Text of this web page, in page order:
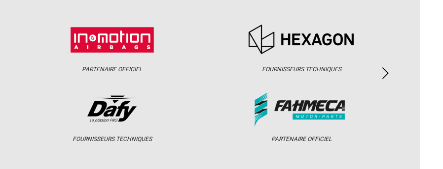
PARTENAIRE OFFICIEL
FOURNISSEURS TECHNIQUES
FOURNISSEURS TECHNIQUES
PARTENAIRE OFFICIEL